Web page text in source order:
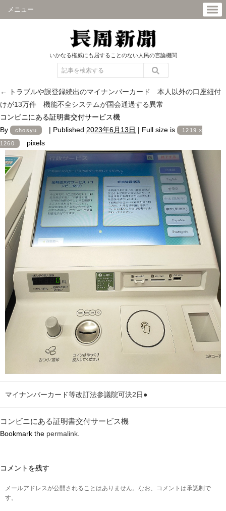
メニュー
いかなる権威にも屈することのない人民の言論機関
←
トラブルや誤登録続出のマイナンバーカード 本人以外の口座紐付
けが13万件 機能不全システムが国会通過する異常
コンビニにある証明書交付サービス機
By
chosyu | Published 2023年6月13日 | Full size is 1219 ×
1260 pixels
マイナンバーカード等改訂法参議院可決2日●
コンビニにある証明書交付サービス機
Bookmark the permalink
コメントを残す
メールアドレスが公開されることはありません。なお、コメントは承認制で
す。